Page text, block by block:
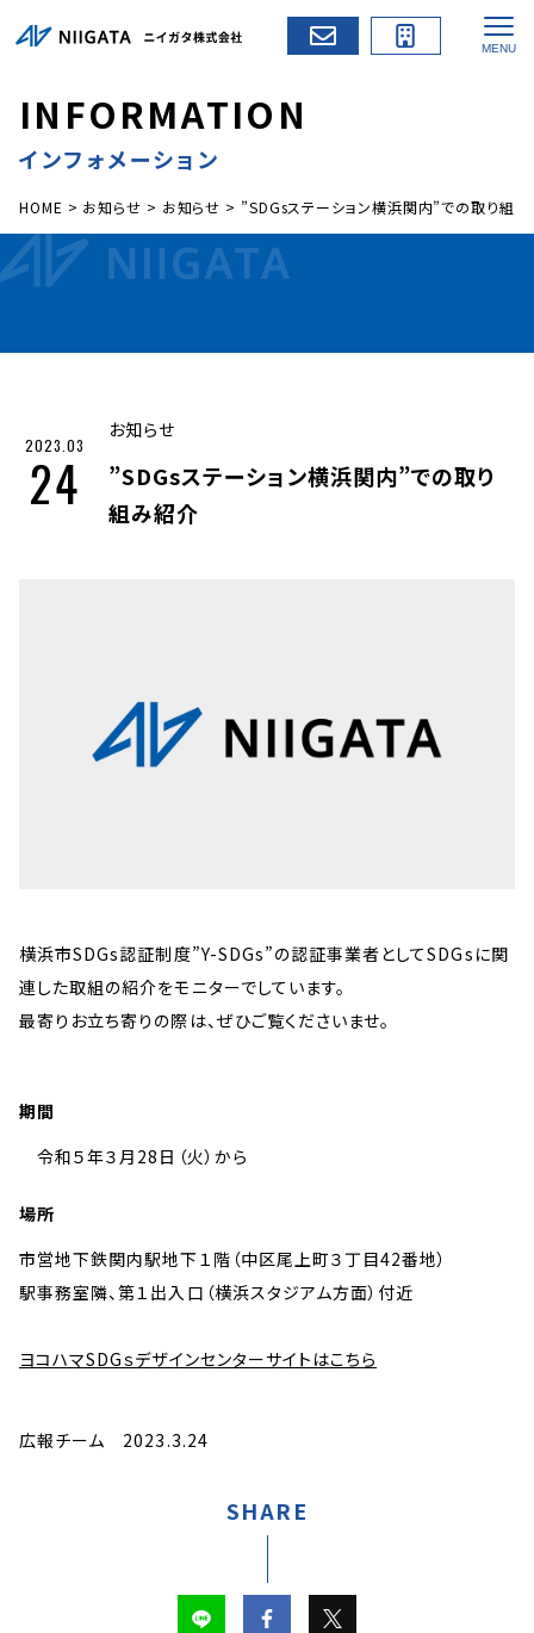
IN FORMATION
インフォメーション
HOME > お知らせ > お知らせ > ”SDGsステーション横浜関内”での取り組
2023.03
24
お知らせ
”SDGsステーション横浜関内”での取り
組み紹介
横浜市SDGs認証制度”Y-SDGs”の認証事業者としてSDGsに関
連した取組の紹介をモニターでしています。
最寄りお立ち寄りの際は、ぜひご覧くださいませ。
期間
令和５年３月28日（火）から
場所
市営地下鉄関内駅地下１階（中区尾上町３丁目42番地）
駅事務室隣、第１出入口（横浜スタジアム方面）付近
ヨコハマSDGｓデザインセンターサイトはこちら
広報チーム 2023.3.24
SHARE